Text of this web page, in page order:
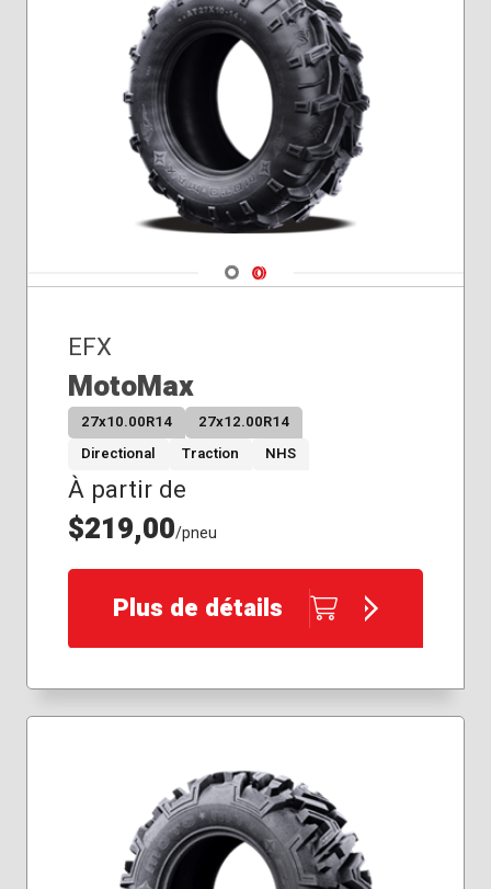
Navigate 1
Navigate 2
EFX
MotoMax
27x10.00R14
27x12.00R14
Directional
Traction NHS
À partir de
$219,00/pneu
Plus de détails